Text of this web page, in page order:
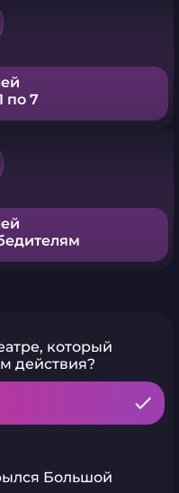
по 7
который
действия?
Большой